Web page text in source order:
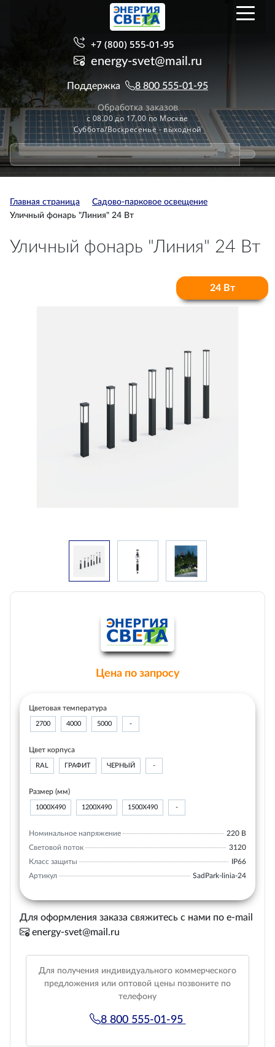
+7 (800) 555-01-95
energy-svet@mail.ru
Поддержка 8 800 555-01-95
Обработка заказов
с 08.00 до 17.00 по Москве
Суббота/Воскресенье - выходной
Главная страница
Садово-парковое освещение
Уличный фонарь "Линия" 24 Вт
Уличный фонарь "Линия" 24 Вт
24 Вт
Цена по запросу
Цветовая температура
2700 4000 5000 -
Цвет корпуса
RAL ГРАФИТ ЧЕРНЫЙ -
Размер (мм)
1000Х490 1200Х490 1500Х490 -
Номинальное напряжение
220 В
Световой поток
3120
Класс защиты
IP66
Артикул
SadPark-linia-24
Для оформления заказа свяжитесь с нами по e-mail
energy-svet@mail.ru
Для получения индивидуального коммерческого
предложения или оптовой цены позвоните по
телефону
8 800 555-01-95